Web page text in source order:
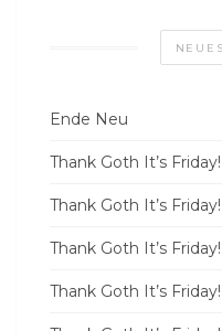
Ende Neu
Thank Goth It’s Friday!
Thank Goth It’s Friday!
Thank Goth It’s Friday!
Thank Goth It’s Friday!